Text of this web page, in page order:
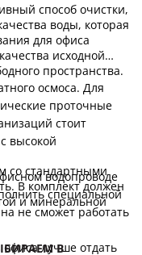
способ очистки,
воды, которая
для офиса
исходной
пространства.
осмоса. Для
проточные
стоит
высокой
водопроводе
специальной
не сможет работать
офиса лучше отдать
со стандартными
В комплект должен
и минеральной
В